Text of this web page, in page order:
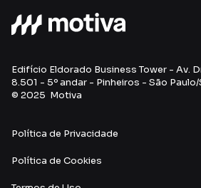
Edifício Eldorado Business Tower - Av.
8.501 - 5º andar - Pinheiros - São
© 2025 Motiva
Política de Privacidade
Política de Cookies